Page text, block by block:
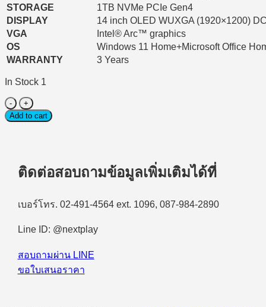
STORAGE
1TB NVMe PCIe Gen4
DISPLAY
14 inch OLED WUXGA (1920×1200)
VGA
Intel® Arc™ graphics
OS
Windows 11 Home+Microsoft Office
WARRANTY
3 Years
In Stock 1
Notebook
(โน๊
Go
14
75-
Intel
7
258V/32GB/1TB
Add to cart
ติดต่อสอบถามข้อมูลเพิ่มเติมได้ที่
เบอร์โทร. 02-491-4564 ext. 1096, 087-984-2890
Line ID: @nextplay
สอบถามผ่าน LINE
ขอใบเสนอราคา